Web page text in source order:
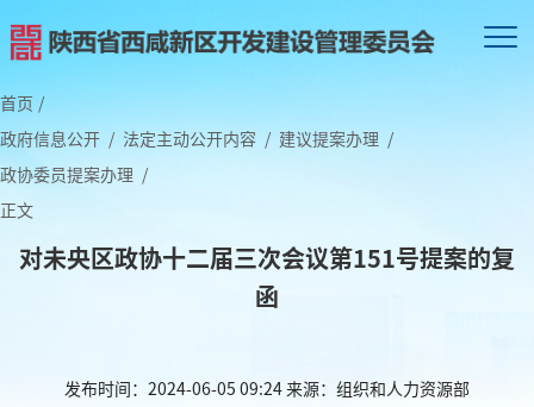
首页 /
政府信息公开 / 法定主动公开内容 / 建议提案办理 /
政协委员提案办理 /
正文
对未央区政协十二届三次会议第151号提案的复
函
发布时间：2024-06-05 09:24来源：组织和人力资源部